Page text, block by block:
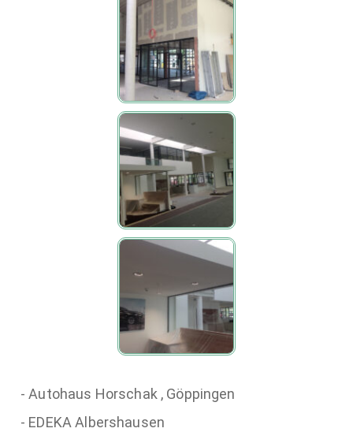
- Autohaus Horschak , Göppingen
- EDEKA Albershausen